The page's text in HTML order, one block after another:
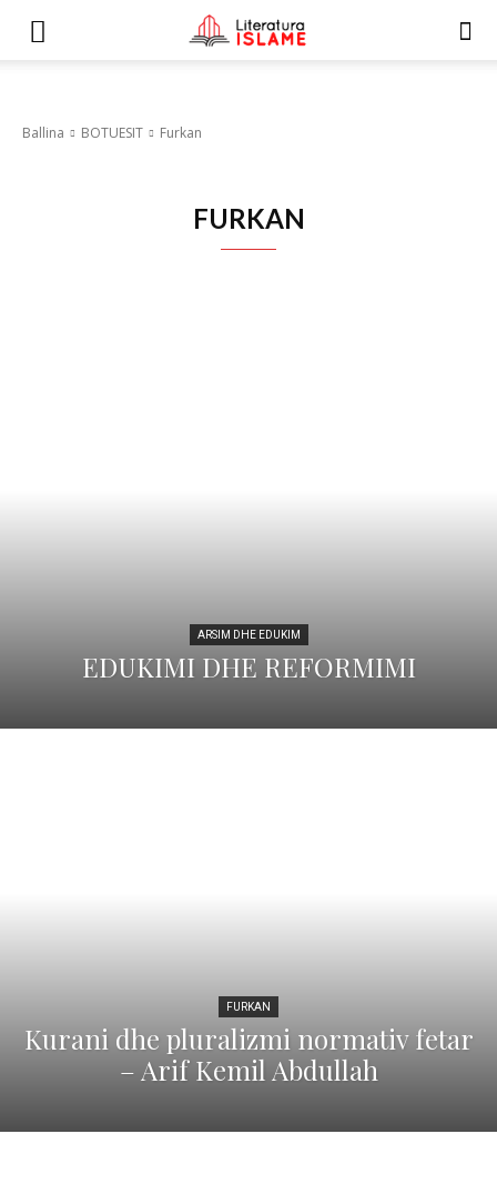
Ballina BOTUESIT Furkan
FURKAN
ARSIM DHE EDUKIM
EDUKIMI DHE REFORMIMI
FURKAN
Kurani dhe pluralizmi normativ fetar
– Arif Kemil Abdullah